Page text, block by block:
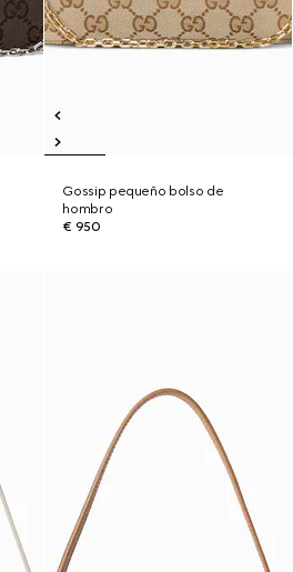
Gossip pequeño bolso de
hombro
€ 950